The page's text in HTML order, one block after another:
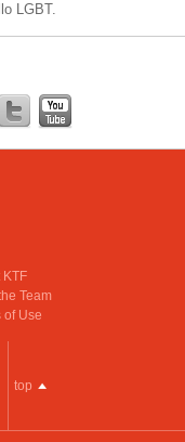
LGBT.
KTF
Team
of Use
top